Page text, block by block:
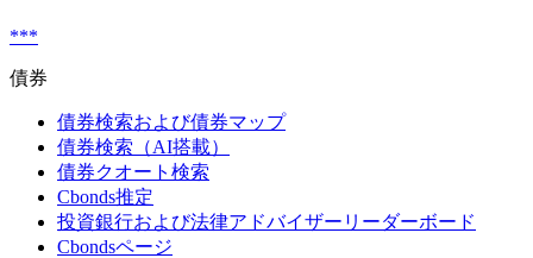
***
債券
債券検索および債券マップ
債券検索（AI搭載）
債券クオート検索
Cbonds推定
投資銀行および法律アドバイザーリーダーボード
Cbondsページ